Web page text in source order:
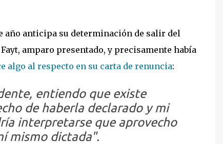
año anticipa su determinación de salir del
amparo presentado, y precisamente había
algo al respecto en su carta de renuncia:
entiendo que existe
de haberla declarado y mi
interpretarse que aprovecho
mismo dictada".